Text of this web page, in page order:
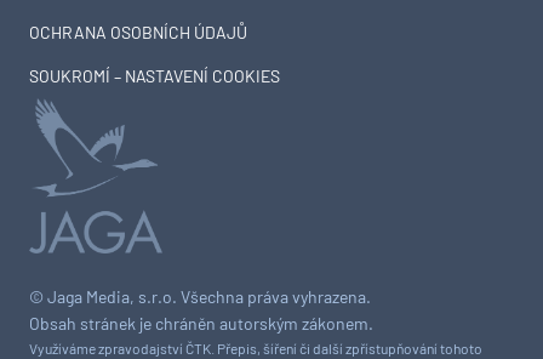
© Jaga Media, s.r.o. Všechna práva vyhrazena.
Obsah stránek je chráněn autorským zákonem.
Využíváme zpravodajství ČTK. Přepis, šíření či další zpřístupňování tohoto
OCHRANA OSOBNÍCH ÚDAJŮ
SOUKROMÍ – NASTAVENÍ COOKIES